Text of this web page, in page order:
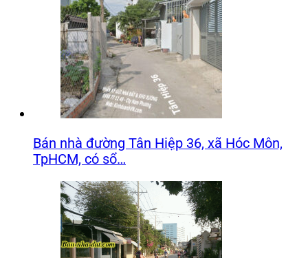
Bán nhà đường Tân Hiệp 36, xã Hóc Môn,
TpHCM, có sổ…